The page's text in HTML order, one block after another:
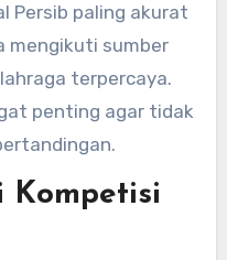
Persib paling akurat
mengikuti sumber
terpercaya.
penting agar tidak
Kompetisi